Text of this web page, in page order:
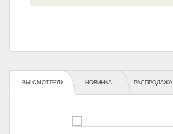
ВЫ СМОТРЕЛИ НОВИНКА РАСПРОДАЖА